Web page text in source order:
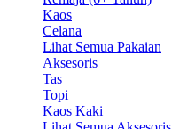
Kaos
Celana
Lihat Semua Pakaian
Aksesoris
Tas
Topi
Kaos Kaki